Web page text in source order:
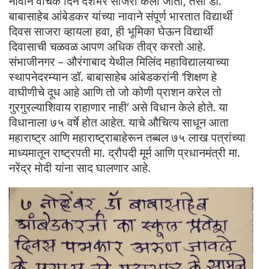
बाबासाहेब आंबेडकर यांच्या नावाने संपूर्ण भारतात विद्यार्थी
दिवस साजरा व्हायला हवा, ही भूमिका घेऊन विद्यार्थी
दिवासाची चळवळ आपण अधिक तीव्र करतो आहे.
संभाजीनगर – औरंगाबाद येथील मिलिंद महाविद्यालयाच्या
स्थापनेदरम्यान डॉ. बाबासाहेब आंबेडकरांनी ‘शिक्षण हे
वाघीणीचे दूध आहे आणि तो जो कोणी प्राशन करेल तो
गुरगुरल्याशिवाय राहाणार नाही’ असे विधान केले होते. या
विधानाला ७५ वर्षे होत आहेत. याचे औचित्य साधून आता
महाराष्ट्र आणि महाराष्ट्राबाहेरून तब्बल ७५ लाख पत्रांच्या
माध्यमातून राष्ट्रपती मा. द्रौपदी मूर्म आणि प्रधानमंत्री मा.
नरेंद्र मोदी यांना साद घालणार आहे.